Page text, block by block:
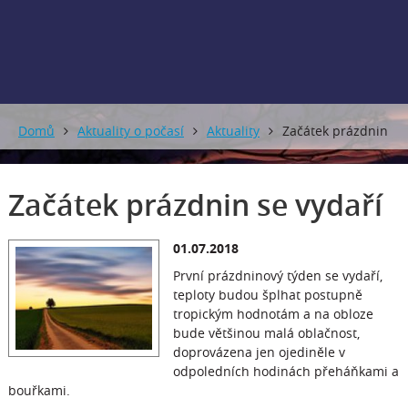
Domů Aktuality o počasí Aktuality Začátek prázdnin
se vydaří
Začátek prázdnin se vydaří
01.07.2018
První prázdninový týden se vydaří,
teploty budou šplhat postupně
tropickým hodnotám a na obloze
bude většinou malá oblačnost,
doprovázena jen ojediněle v
odpoledních hodinách přeháňkami a
bouřkami.